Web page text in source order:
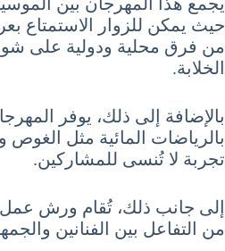
حيث يمكن للزوار الاستمتاع
من فرق محلية ودولية على
الخلابة.
بالإضافة إلى ذلك، يوفر
بالرياضات المائية مثل الغوص
تجربة لا تُنسى للمشاركين.
إلى جانب ذلك، تُقام ورش عمل
من التفاعل بين الفنانين